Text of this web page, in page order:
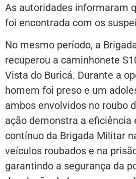
As autoridades informaram
foi encontrada com os
No mesmo período, a
recuperou a caminhonete
Vista do Buricá. Durante a
homem foi preso e um
ambos envolvidos no roubo
ação demonstra a eficiência
contínuo da Brigada Militar
veículos roubados e na
garantindo a segurança da